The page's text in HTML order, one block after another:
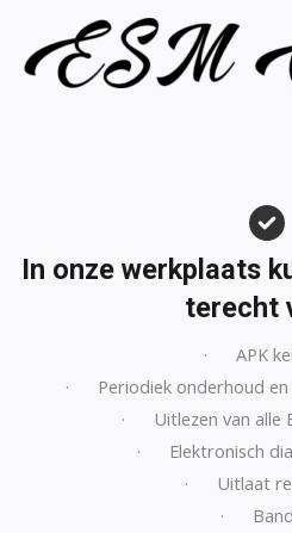
naar
In onze werkplaats
terecht
· APK
· Periodiek onderhoud en
· Uitlezen van alle
· Elektronisch
· Uitlaat
·